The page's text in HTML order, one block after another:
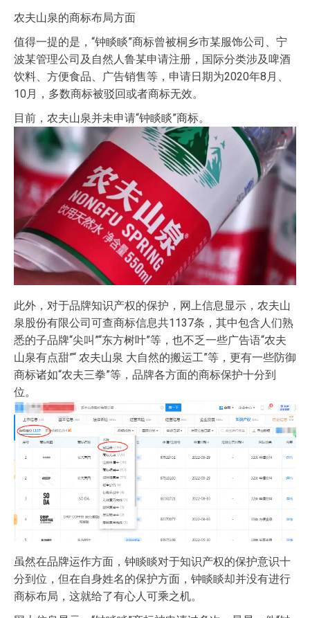
农夫山泉的商标布局方面
值得一提的是，“钟睒睒”商标曾被桐乡市某服饰公司、宁
波某管理公司及自然人鲁某申请注册，国际分类涉及啤酒
饮料、方便食品、广告销售等，申请日期为2020年8月、
10月，多数商标被驳回或者商标无效。
目前，农夫山泉并未申请“钟睒睒”商标。
此外，对于品牌知识产权的保护，网上信息显示，农夫山
泉股份有限公司可查商标信息共1137条，其中包含人们熟
悉的子品牌“尖叫”“东方树叶”等，也不乏一些广告语“农夫
山泉有点甜”“ 农夫山泉 大自然的搬运工”等，更有一些防御
商标诸如“农夫三拳”等，品牌各方面的商标保护十分到
位。
虽然在品牌运作方面，钟睒睒对于知识产权的保护意识十
分到位，但在自身姓名的保护方面，钟睒睒却并没有进行
商标布局，这就给了有心人可乘之机。